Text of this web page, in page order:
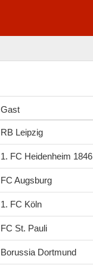
Gast
RB Leipzig
1. FC Heidenheim 1846
FC Augsburg
1. FC Köln
FC St. Pauli
Borussia Dortmund